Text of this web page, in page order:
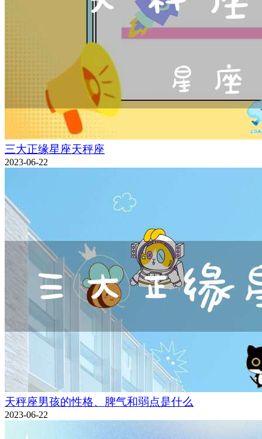
三大正缘星座天秤座
2023-06-22
天秤座男孩的性格、脾气和弱点是什么
2023-06-22